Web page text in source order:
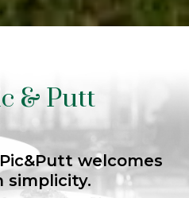
& Putt
welcomes
simplicity.